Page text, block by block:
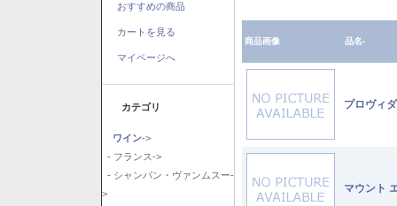
おすすめの商品
カートを見る
マイページへ
カテゴリ
ワイン->
- フランス->
- シャンパン・ヴァンムスー-
>
商品画像 品名-
プロヴィ
マウント